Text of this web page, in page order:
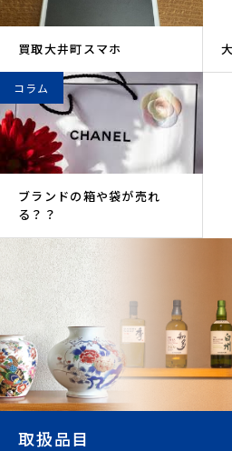
買取大井町スマホ
コラム
ブランドの箱や袋が売れ
る？？
取扱品目